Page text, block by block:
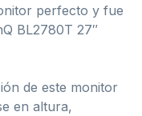
perfecto y fue
BL2780T 27″
de este monitor
en altura,